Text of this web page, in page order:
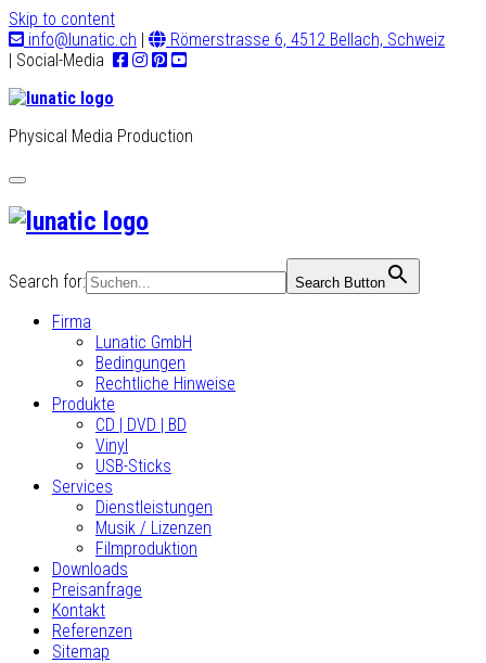
Skip to content
info@lunatic.ch |
Römerstrasse 6, 4512 Bellach, Schweiz
| Social-Media
Physical Media Production
Toggle
navigation
Search for: Search Button
Firma
Lunatic GmbH
Bedingungen
Rechtliche Hinweise
Produkte
CD | DVD | BD
Vinyl
USB-Sticks
Services
Dienstleistungen
Musik / Lizenzen
Filmproduktion
Downloads
Preisanfrage
Kontakt
Referenzen
Sitemap